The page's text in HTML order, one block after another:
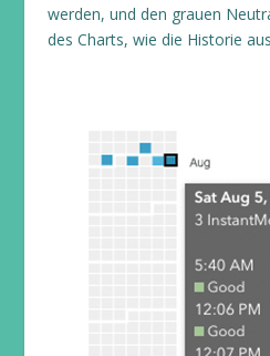
werden, und den grauen
des Charts, wie die Historie